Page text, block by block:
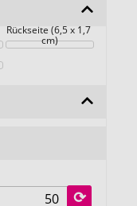
Rückseite (6,5 x 1,7
cm)